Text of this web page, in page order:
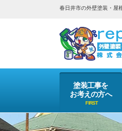
春日井市の外壁塗装・屋
塗装工事を
お考えの方へ